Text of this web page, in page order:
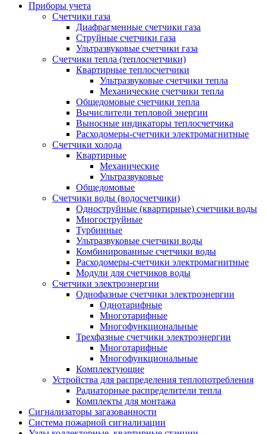
Приборы учета
Счетчики газа
Диафрагменные счетчики газа
Струйные счетчики газа
Ультразвуковые счетчики газа
Счетчики тепла (теплосчетчики)
Квартирные теплосчетчики
Ультразвуковые счетчики тепла
Механические счетчики тепла
Общедомовые счетчики тепла
Вычислители тепловой энергии
Выносные индикаторы теплосчетчика
Расходомеры-счетчики электромагнитные
Счетчики холода
Квартирные
Механические
Ультразвуковые
Общедомовые
Счетчики воды (водосчетчики)
Одноструйные (квартирные) счетчики воды
Многоструйные
Турбинные
Ультразвуковые счетчики воды
Комбинированные счетчики воды
Расходомеры-счетчики электромагнитные
Модули для счетчиков воды
Счетчики электроэнергии
Однофазные счетчики электроэнергии
Однотарифные
Многотарифные
Многофункциональные
Трехфазные счетчики электроэнергии
Многотарифные
Многофункциональные
Комплектующие
Устройства для распределения теплопотребления
Радиаторные распределители тепла
Комплекты для монтажа
Сигнализаторы загазованности
Система пожарной сигнализации